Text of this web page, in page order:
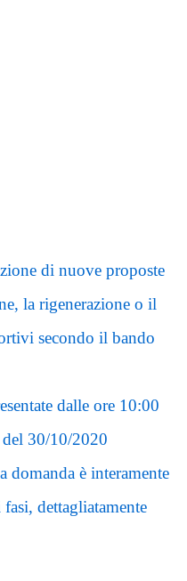
di nuove proposte
la rigenerazione o il
secondo il bando
dalle ore 10:00
30/10/2020
domanda è interamente
dettagliatamente